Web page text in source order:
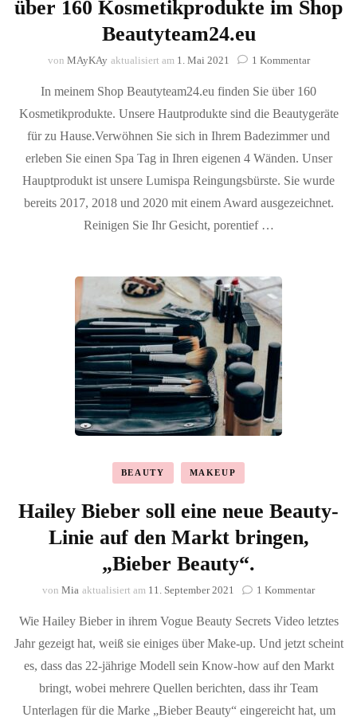
über 160 Kosmetikprodukte im Shop
Beautyteam24.eu
von MAyKAy aktualisiert am 1. Mai 2021 1 Kommentarzu
160
im
Shop
In meinem Shop Beautyteam24.eu finden Sie über 160
Kosmetikprodukte. Unsere Hautprodukte sind die Beautygeräte
für zu Hause.Verwöhnen Sie sich in Ihrem Badezimmer und
erleben Sie einen Spa Tag in Ihren eigenen 4 Wänden. Unser
Hauptprodukt ist unsere Lumispa Reingungsbürste. Sie wurde
bereits 2017, 2018 und 2020 mit einem Award ausgezeichnet.
Reinigen Sie Ihr Gesicht, porentief …
BEAUTY MAKEUP
Hailey Bieber soll eine neue Beauty-
Linie auf den Markt bringen,
„Bieber Beauty“.
von Mia aktualisiert am 11. September 2021 1 Kommentarzu
Bieber
soll
neue
Beauty-
auf
Wie Hailey Bieber in ihrem Vogue Beauty Secrets Video letztes
Jahr gezeigt hat, weiß sie einiges über Make-up. Und jetzt scheint
es, dass das 22-jährige Modell sein Know-how auf den Markt
bringt, wobei mehrere Quellen berichten, dass ihr Team
Unterlagen für die Marke „Bieber Beauty“ eingereicht hat, um